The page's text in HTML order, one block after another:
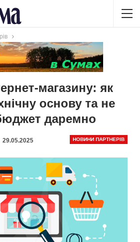
магазину: як
основу та не
даремно
НОВИНИ ПАРТНЕРІВ
29.05.2025